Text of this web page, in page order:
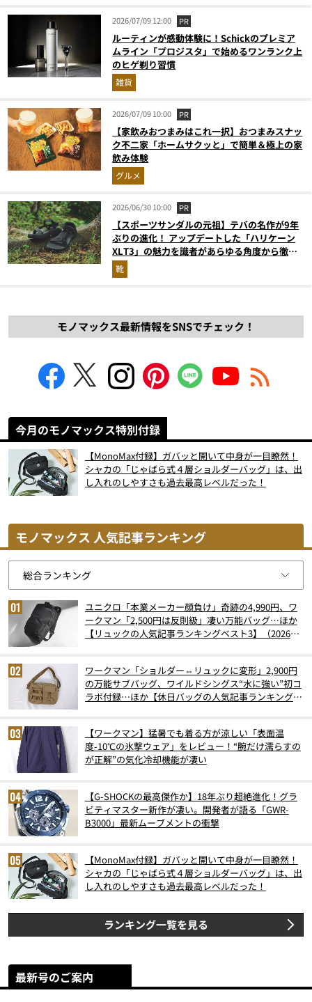
2026/07/09 12:00 PR
ルーティンが感動体験に！Schickのプレミア
ムライン「プロジスタ」で始めるワンランク上
のヒゲ剃り習慣
雑貨
2026/07/09 10:00 PR
【家飲みおつまみはこれ一択】おつまみスナッ
ク不二家「ホームサクッと」で簡単＆極上の家
飲み体験
グルメ
2026/06/30 10:00 PR
【スポーツサンダルの元祖】テバの名作が9年
ぶりの進化！ アップデートした「ハリケーン
XLT3」の魅力を識者があらゆる角度から徹底
解説！
靴
モノマックス最新情報をSNSでチェック！
今月のモノマックス特別付録
【MonoMax付録】ガバッと開いて中身が一目瞭然！
シャカの「じゃばら式４層ショルダーバッグ」は、出
し入れのしやすさも過去最高レベルだった！
モノマックス 人気記事ランキング
ユニクロ「本業メーカー顔負け」奇跡の4,990円、ワ
ークマン「2,500円は反則級」凄い万能バッグ…ほか
【リュックの人気記事ランキングベスト3】（2026年
ワークマン「ショルダー⇔リュックに変形」2,900円
の万能サブバッグ、ワイルドシングス“水に強い”初コ
ラボ付録…ほか【休日バッグの人気記事ランキングベ
【ワークマン】猛暑でも着る方が涼しい「表面温
度-10℃の氷撃ウェア」をレビュー！“腕だけ濡らすの
が正解”の気化冷却機能が凄い
【G-SHOCKの最高傑作か】18年ぶり超絶進化！グラ
ビティマスター新作が凄い。開発者が語る「GWR-
B3000」最新ムーブメントの衝撃
【MonoMax付録】ガバッと開いて中身が一目瞭然！
シャカの「じゃばら式４層ショルダーバッグ」は、出
し入れのしやすさも過去最高レベルだった！
ランキング一覧を見る
最新号のご案内